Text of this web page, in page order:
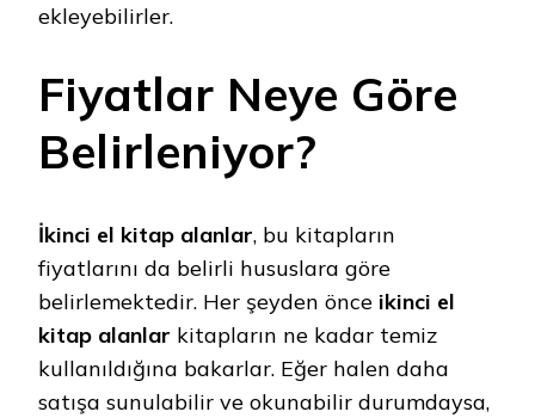
ekleyebilirler.
Fiyatlar Neye Göre
Belirleniyor?
İkinci el kitap alanlar, bu kitapların
fiyatlarını da belirli hususlara göre
belirlemektedir. Her şeyden önce ikinci el
kitap alanlar kitapların ne kadar temiz
kullanıldığına bakarlar. Eğer halen daha
satışa sunulabilir ve okunabilir durumdaysa,